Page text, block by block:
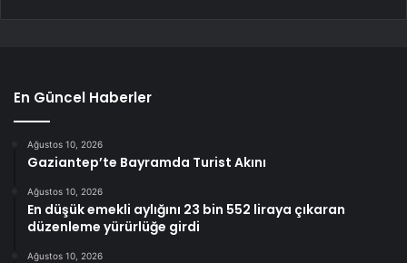
En Güncel Haberler
Ağustos 10, 2026
Gaziantep’te Bayramda Turist Akını
Ağustos 10, 2026
En düşük emekli aylığını 23 bin 552 liraya çıkaran
düzenleme yürürlüğe girdi
Ağustos 10, 2026